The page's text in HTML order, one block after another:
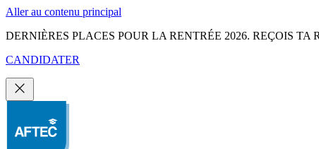
Aller au contenu principal
DERNIÈRES PLACES POUR LA RENTRÉE 2026. REÇOIS TA
CANDIDATER